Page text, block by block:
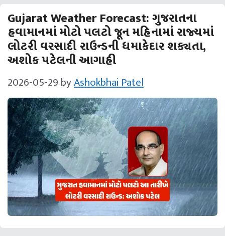
Gujarat Weather Forecast: ગુજરાતના
હવામાનમાં મોટો પલટો જૂન મહિનામાં રાજ્યમાં
લોટરી વરસાદી રાઉન્ડની ધમાકેદાર શક્યતા,
અશોક પટેલની આગાહી
2026-05-29 byAshokbhai Patel